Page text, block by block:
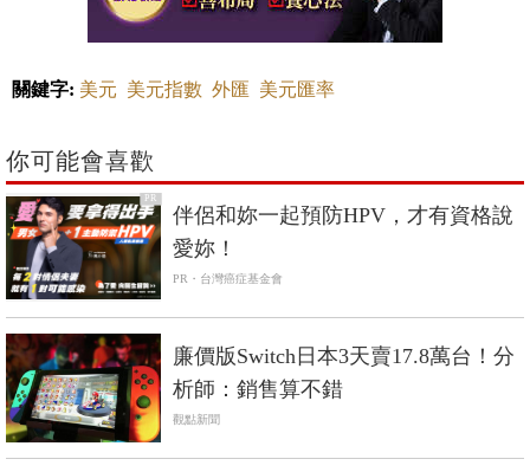
關鍵字: 美元 美元指數 外匯 美元匯率
你可能會喜歡
PR
伴侶和妳一起預防HPV，才有資格說
愛妳！
PR・台灣癌症基金會
廉價版Switch日本3天賣17.8萬台！分
析師：銷售算不錯
觀點新聞